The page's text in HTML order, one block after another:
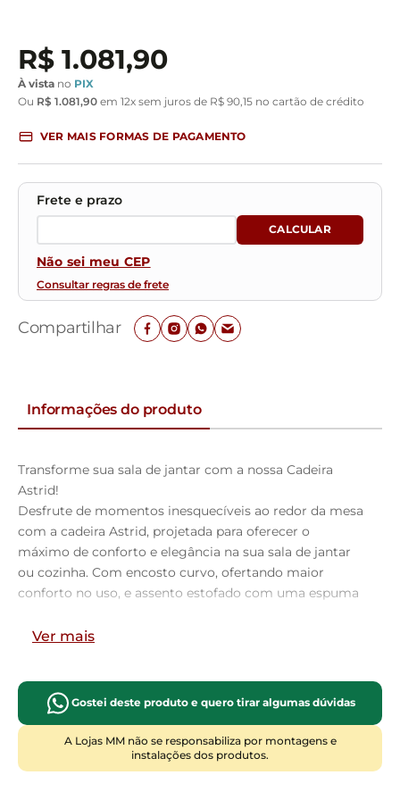
R$ 1.081,90
À vista no PIX
Ou R$ 1.081,90 em 12x sem juros de R$ 90 15 no cartão de crédito
VER MAIS FORMAS DE PAGAMENTO
Não sei meu CEP
Consultar regras de frete
Compartilhar
Informações do produto
Transforme sua sala de jantar com a nossa Cadeira
Astrid!
Desfrute de momentos inesquecíveis ao redor da mesa
com a cadeira Astrid, projetada para oferecer o
máximo de conforto e elegância na sua sala de jantar
ou cozinha. Com encosto curvo, ofertando maior
conforto no uso, e assento estofado com uma espuma
para longas refeições e conversas agradáveis. Além de
detalhe. Aproveite!
Dimensões da Cadeira (L x A x P)
44,2 x 83,8 x 44,7 cm
Ver mais
Gostei deste produto e quero tirar algumas dúvidas
A Lojas MM não se responsabiliza por montagens e
instalações dos produtos.